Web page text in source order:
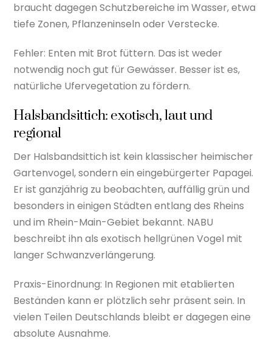
braucht dagegen Schutzbereiche im Wasser, etwa
tiefe Zonen, Pflanzeninseln oder Verstecke.
Fehler: Enten mit Brot füttern. Das ist weder
notwendig noch gut für Gewässer. Besser ist es,
natürliche Ufervegetation zu fördern.
Halsbandsittich: exotisch, laut und
regional
Der Halsbandsittich ist kein klassischer heimischer
Gartenvogel, sondern ein eingebürgerter Papagei.
Er ist ganzjährig zu beobachten, auffällig grün und
besonders in einigen Städten entlang des Rheins
und im Rhein-Main-Gebiet bekannt. NABU
beschreibt ihn als exotisch hellgrünen Vogel mit
langer Schwanzverlängerung.
Praxis-Einordnung: In Regionen mit etablierten
Beständen kann er plötzlich sehr präsent sein. In
vielen Teilen Deutschlands bleibt er dagegen eine
absolute Ausnahme.